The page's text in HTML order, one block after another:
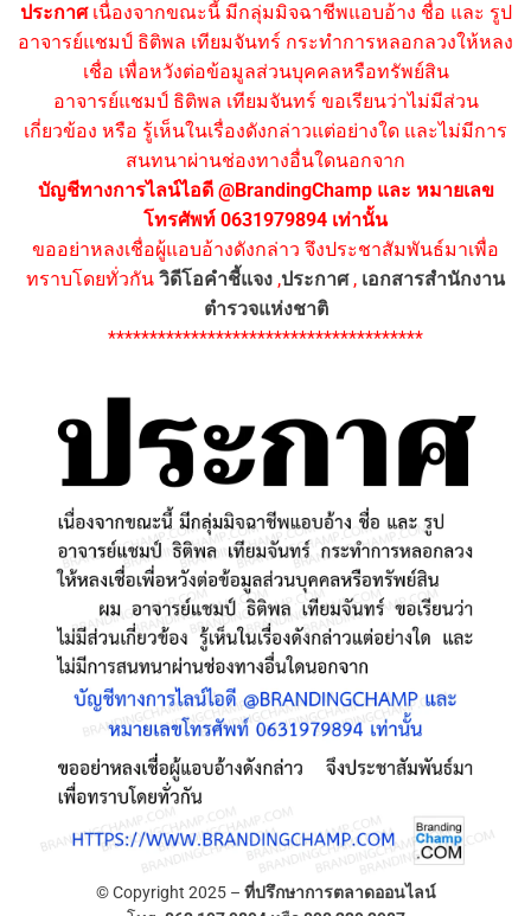
ประกาศเนื่องจากขณะนี้ มีกลุ่มมิจฉาชีพแอบอ้าง ชื่อ และ รูป
อาจารย์แชมป์ ธิติพล เทียมจันทร์ กระทำการหลอกลวงให้หลง
เชื่อ เพื่อหวังต่อข้อมูลส่วนบุคคลหรือทรัพย์สิน
อาจารย์แชมป์ ธิติพล เทียมจันทร์ ขอเรียนว่าไม่มีส่วน
เกี่ยวข้อง หรือ รู้เห็นในเรื่องดังกล่าวแต่อย่างใด และไม่มีการ
สนทนาผ่านช่องทางอื่นใดนอกจาก
บัญชีทางการไลน์ไอดี @BrandingChamp และ หมายเลข
โทรศัพท์ 0631979894 เท่านั้น
ขออย่าหลงเชื่อผู้แอบอ้างดังกล่าว จึงประชาสัมพันธ์มาเพื่อ
ทราบโดยทั่วกัน วิดีโอคำชี้แจง ,ประกาศ, เอกสารสำนักงาน
ตำรวจแห่งชาติ
**************************************
© Copyright 2025 – ที่ปรึกษาการตลาดออนไลน์